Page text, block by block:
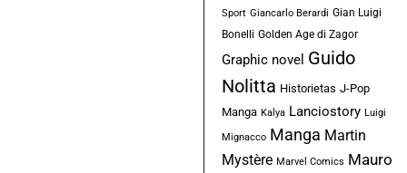
Sport Giancarlo Berardi Gian Luigi
Bonelli Golden Age di Zagor
Graphic novel Guido
Nolitta Historietas J-Pop
Manga Kalya Lanciostory Luigi
Mignacco Manga Martin
Mystère Marvel Comics Mauro